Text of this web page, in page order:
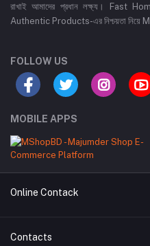
রাখাই আমাদের প্রধান লক্ষ্য। Fast
Authentic Products-এর নিশ্চয়তা নিয়ে
FOLLOW US
MOBILE APPS
Online Contack
WhatsApp
Contacts